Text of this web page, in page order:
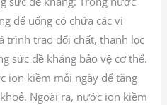
để uống có chứa các vi
trình trao đổi chất, thanh lọc
sức đề kháng bảo vệ cơ thể.
ion kiềm mỗi ngày để tăng
Ngoài ra, nước ion kiềm